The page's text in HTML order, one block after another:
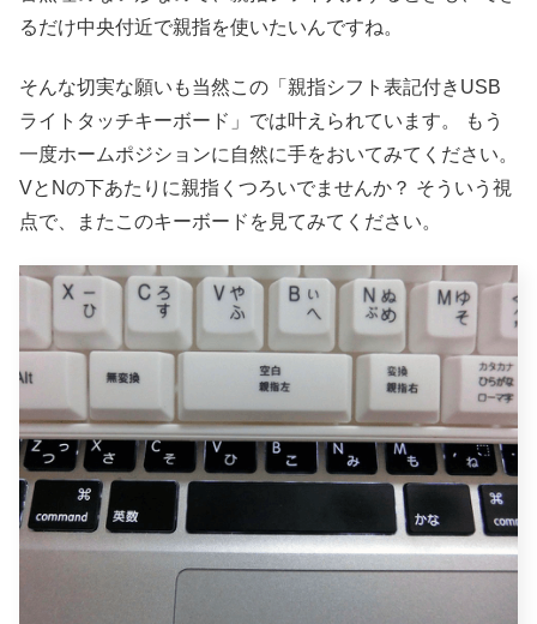
るだけ中央付近で親指を使いたいんですね。
そんな切実な願いも当然この「親指シフト表記付きUSB
ライトタッチキーボード」では叶えられています。
もう
一度ホームポジションに自然に手をおいてみてください。
VとNの下あたりに親指くつろいでませんか？ そういう視
点で、またこのキーボードを見てみてください。